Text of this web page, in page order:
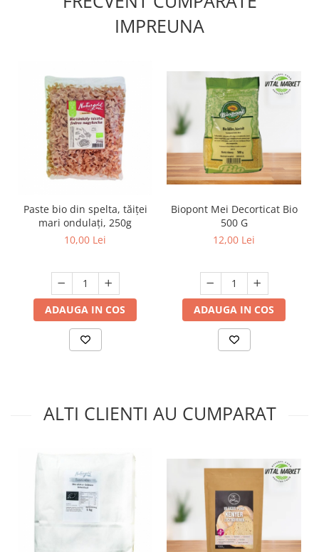
IMPREUNA
Paste bio din spelta, tăiței
mari ondulați, 250g
10,00 Lei
ADAUGA IN COS
Biopont Mei Decorticat Bio
500 G
12,00 Lei
ADAUGA IN COS
ALTI CLIENTI AU CUMPARAT